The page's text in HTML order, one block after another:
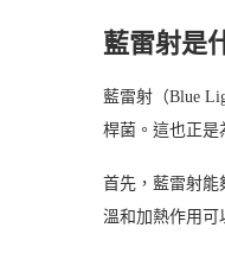
藍雷射是
藍雷射（Blue
桿菌。這也正是
首先，藍雷射能
溫和加熱作用可